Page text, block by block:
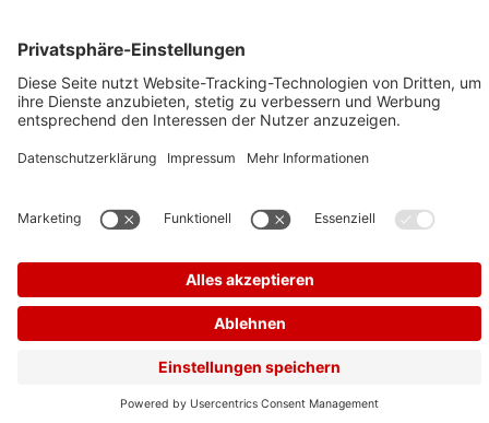
Links unterstreichen
Gut lesbare Schrift
Animationen stoppen
Überschriften hervorheben
Großer Cursor
Leseführung
Bilder ausblenden
Zurücksetzen
Werkzeugleiste anzeigen